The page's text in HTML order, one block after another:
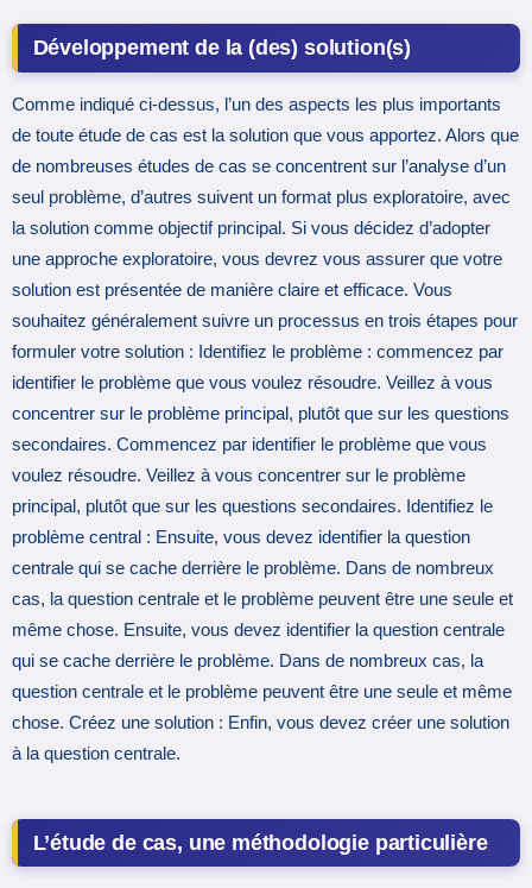
Développement de la (des) solution(s)
Comme indiqué ci-dessus, l’un des aspects les plus importants
de toute étude de cas est la solution que vous apportez. Alors que
de nombreuses études de cas se concentrent sur l’analyse d’un
seul problème, d’autres suivent un format plus exploratoire, avec
la solution comme objectif principal. Si vous décidez d’adopter
une approche exploratoire, vous devrez vous assurer que votre
solution est présentée de manière claire et efficace. Vous
souhaitez généralement suivre un processus en trois étapes pour
formuler votre solution : Identifiez le problème : commencez par
identifier le problème que vous voulez résoudre. Veillez à vous
concentrer sur le problème principal, plutôt que sur les questions
secondaires. Commencez par identifier le problème que vous
voulez résoudre. Veillez à vous concentrer sur le problème
principal, plutôt que sur les questions secondaires. Identifiez le
problème central : Ensuite, vous devez identifier la question
centrale qui se cache derrière le problème. Dans de nombreux
cas, la question centrale et le problème peuvent être une seule et
même chose. Ensuite, vous devez identifier la question centrale
qui se cache derrière le problème. Dans de nombreux cas, la
question centrale et le problème peuvent être une seule et même
chose. Créez une solution : Enfin, vous devez créer une solution
à la question centrale.
L’étude de cas, une méthodologie particulière